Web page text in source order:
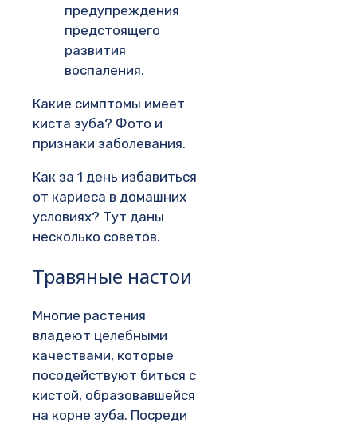
предупреждения
предстоящего
развития
воспаления.
Какие симптомы имеет
киста зуба? Фото и
признаки заболевания.
Как за 1 день избавиться
от кариеса в домашних
условиях? Тут даны
несколько советов.
Травяные настои
Многие растения
владеют целебными
качествами, которые
посодействуют биться с
кистой, образовавшейся
на корне зуба. Посреди